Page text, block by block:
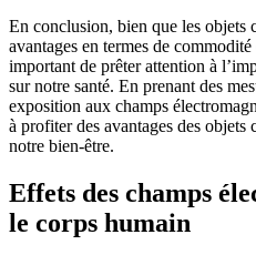
En conclusion, bien que les objets
avantages en termes de
important de prêter attention à
sur notre santé. En prenant des
exposition aux champs
à profiter des avantages des objets
notre bien-être.
Effets des champs
le corps humain